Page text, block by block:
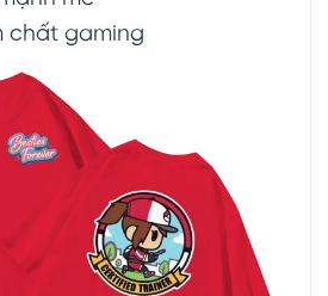
chất gaming